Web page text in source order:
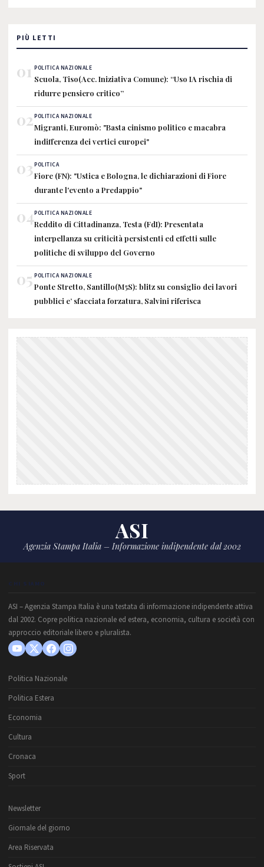
PIÙ LETTI
01 POLITICA NAZIONALE
Scuola, Tiso(Acc. Iniziativa Comune): “Uso IA rischia di
ridurre pensiero critico”
02POLITICA NAZIONALE
Migranti, Euromò: "Basta cinismo politico e macabra
indifferenza dei vertici europei"
03POLITICA
Fiore (FN): "Ustica e Bologna, le dichiarazioni di Fiore
durante l'evento a Predappio"
04POLITICA NAZIONALE
Reddito di Cittadinanza, Testa (FdI): Presentata
interpellanza su criticità persistenti ed effetti sulle
politiche di sviluppo del Governo
05 POLITICA NAZIONALE
Ponte Stretto, Santillo(M5S): blitz su consiglio dei lavori
pubblici e’ sfacciata forzatura, Salvini riferisca
ASI
Agenzia Stampa Italia – Informazione indipendente dal 2002
CHI SIAMO
ASI – Agenzia Stampa Italia è una testata di informazione indipendente attiva
dal 2002. Copre politica nazionale ed estera, economia, cultura e società con
approccio editoriale libero e pluralista.
Politica Nazionale
Politica Estera
Economia
Cultura
Cronaca
Sport
Newsletter
Giornale del giorno
Area Riservata